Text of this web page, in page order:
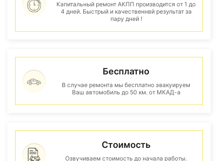
Капитальный ремонт АКПП производится от 1 до
4 дней. Быстрый и качественнвй результат за
пару дней !
Бесплатно
В случае ремонта мы бесплатно эвакуируем
Ваш автомобиль до 50 км. от МКАД-а
Стоимость
Озвучиваем стоимость до начала работы.